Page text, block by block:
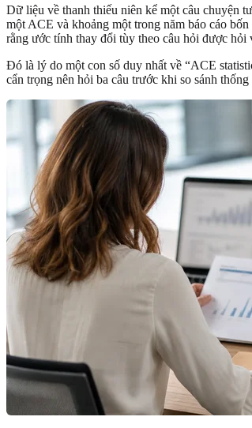
Dữ liệu về thanh thiếu niên kể một câu chuyện
một ACE và khoảng một trong năm báo cáo
rằng ước tính thay đổi tùy theo câu hỏi được hỏi
Đó là lý do một con số duy nhất về “ACE
cẩn trọng nên hỏi ba câu trước khi so sánh